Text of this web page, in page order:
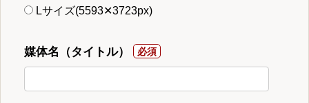
Lサイズ(5593✕3723px)
媒体名（タイトル）